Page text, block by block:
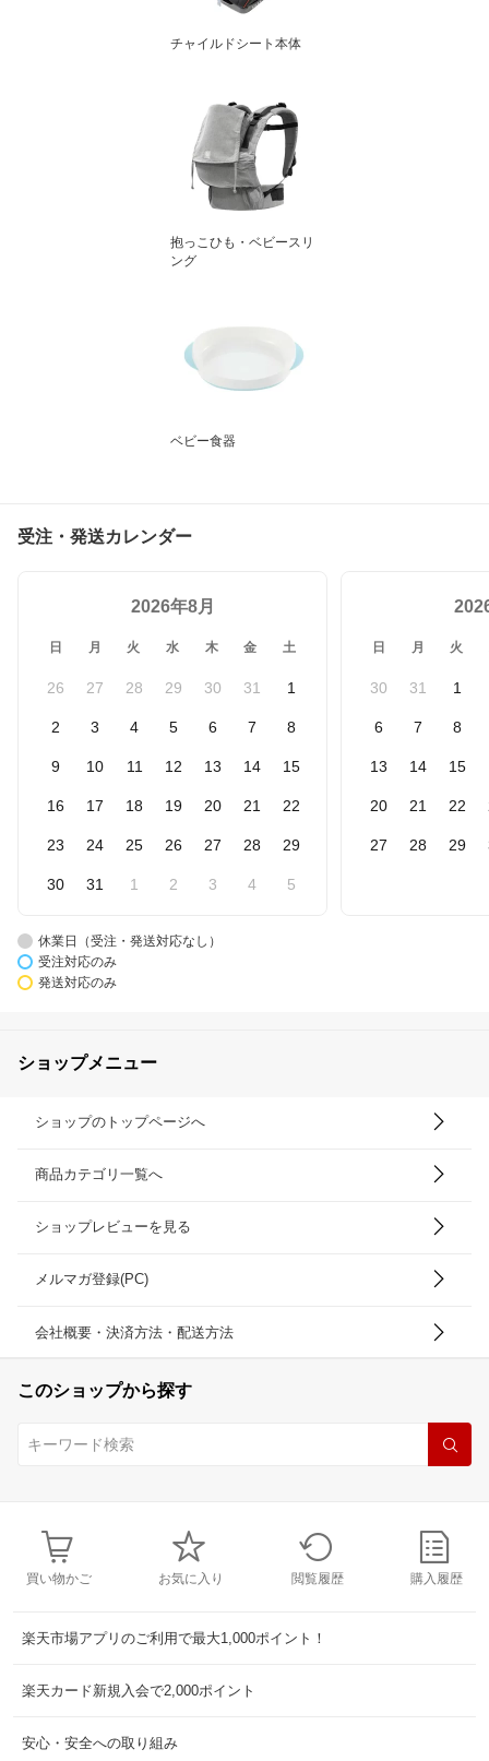
チャイルドシート本体
抱っこひも・ベビースリ
ング
ベビー食器
受注・発送カレンダー
2026年8月
日 月 火 水 木 金 土
26 27 28 29 30 31 1
2 3 4 5 6 7 8
9 10 11 12 13 14 15
16 17 18 19 20 21 22
23 24 25 26 27 28 29
30 31 1 2 3 4 5
日 月 火
30 31 1
6 7 8
13 14 15
20 21 22
27 28 29
休業日（受注・発送対応なし）
受注対応のみ
発送対応のみ
ショップメニュー
ショップのトップページへ
商品カテゴリ一覧へ
ショップレビューを見る
メルマガ登録(PC)
会社概要・決済方法・配送方法
このショップから探す
買い物かご お気に入り 閲覧履歴 購入履歴
楽天市場アプリのご利用で最大1,000ポイント！
楽天カード新規入会で2,000ポイント
安心・安全への取り組み